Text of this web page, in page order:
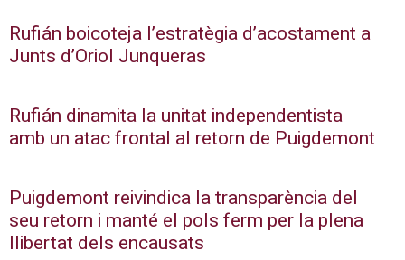
Rufián boicoteja l’estratègia d’acostament a
Junts d’Oriol Junqueras
Rufián dinamita la unitat independentista
amb un atac frontal al retorn de Puigdemont
Puigdemont reivindica la transparència del
seu retorn i manté el pols ferm per la plena
llibertat dels encausats